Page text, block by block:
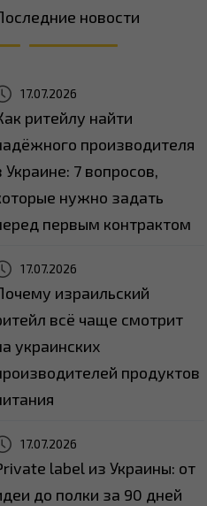
новости
17.07.2026
ритейлу найти
производителя
Украине: 7 вопросов,
нужно задать
первым контрактом
17.07.2026
израильский
всё чаще смотрит
украинских
продуктов
17.07.2026
label из Украины: от
до полки за 90 дней